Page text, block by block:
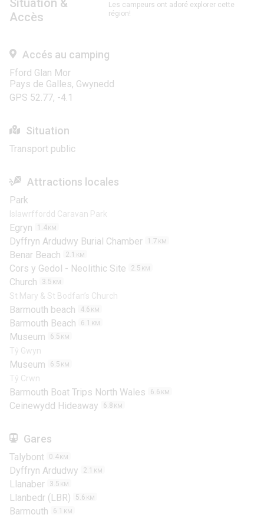
Situation &
Accès
Les campeurs ont adoré explorer cette
région!
Accés au camping
Fford Glan Mor
Pays de Galles, Gwynedd
GPS 52.77, -4.1
Situation
Transport public
Attractions locales
Park
Islawrffordd Caravan Park
Egryn 1.4 KM
Dyffryn Ardudwy Burial Chamber 1.7 KM
Benar Beach 2.1 KM
Cors y Gedol - Neolithic Site 2.5 KM
Church 3.5 KM
St Mary & St Bodfan’s Church
Barmouth beach 4.6 KM
Barmouth Beach 6.1 KM
Museum 6.5 KM
Tŷ Gwyn
Museum 6.5 KM
Tŷ Crwn
Barmouth Boat Trips North Wales 6.6 KM
Ceinewydd Hideaway 6.8 KM
Gares
Talybont 0.4 KM
Dyffryn Ardudwy 2.1 KM
Llanaber 3.5 KM
Llanbedr (LBR) 5.6 KM
Barmouth 6.1 KM